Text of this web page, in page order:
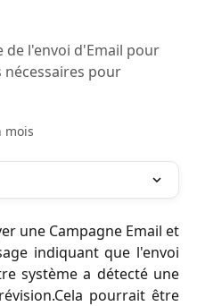
de l'envoi d'Email pour
pour
mois
une Campagne Email et
indiquant que l'envoi
système a détecté une
pourrait être